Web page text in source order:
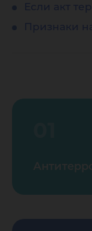
Если акт
Признаки